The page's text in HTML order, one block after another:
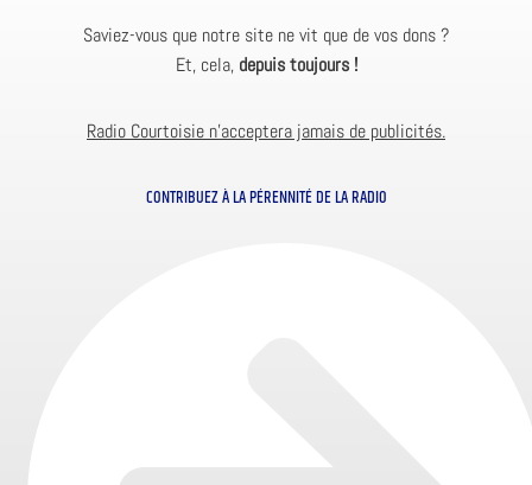
Saviez-vous que notre site ne vit que de vos dons ?
Et, cela, depuis toujours !
Radio Courtoisie n’acceptera jamais de publicités.
CONTRIBUEZ À LA PÉRENNITÉ DE LA RADIO